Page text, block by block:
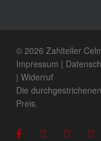
© 2026 Zahlteller
Impressum |
| Widerruf
Die
Preis.
facebookyoutubephone email